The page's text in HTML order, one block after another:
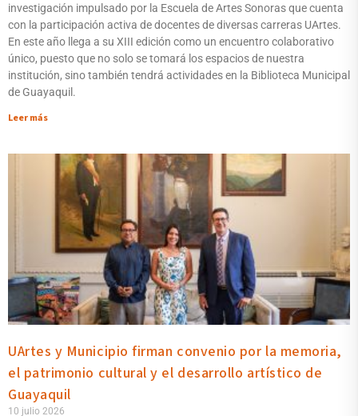
investigación impulsado por la Escuela de Artes Sonoras que cuenta
con la participación activa de docentes de diversas carreras UArtes.
En este año llega a su XIII edición como un encuentro colaborativo
único, puesto que no solo se tomará los espacios de nuestra
institución, sino también tendrá actividades en la Biblioteca Municipal
de Guayaquil.
Leer más
UArtes y Municipio firman convenio por la memoria,
el patrimonio cultural y el desarrollo artístico de
Guayaquil
10 julio 2026